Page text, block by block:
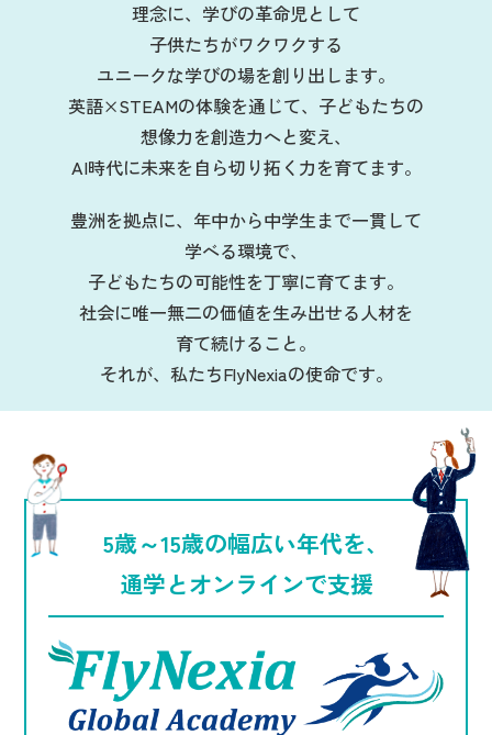
理念に、 学びの革命児として
子供たちがワクワクする
ユニークな学びの場を創り出します。
英語×STEAMの体験を通じて、子どもたちの
想像力を創造力へと変え、
AI時代に未来を自ら切り拓く力を育てます。
豊洲を拠点に、年中から中学生まで一貫して
学べる環境で、
子どもたちの可能性を丁寧に育てます。
社会に唯一無二の価値を生み出せる人材を
育て続けること。
それが、私たちFlyNexiaの使命です。
5歳～15歳の幅広い年代を、
通学とオンラインで支援